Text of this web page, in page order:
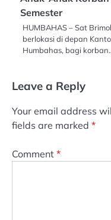
Semester
HUMBAHAS – Sat
berlokasi di depan
Humbahas, bagi
Leave a Reply
Your email address
fields are marked *
Comment *